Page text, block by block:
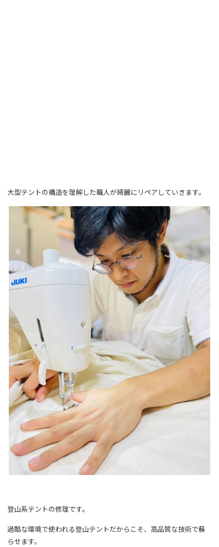
大型テントの構造を理解した職人が綺麗にリペアしていきます。
登山系テントの修理です。
過酷な環境で使われる登山テントだからこそ、高品質な技術で蘇
らせます。